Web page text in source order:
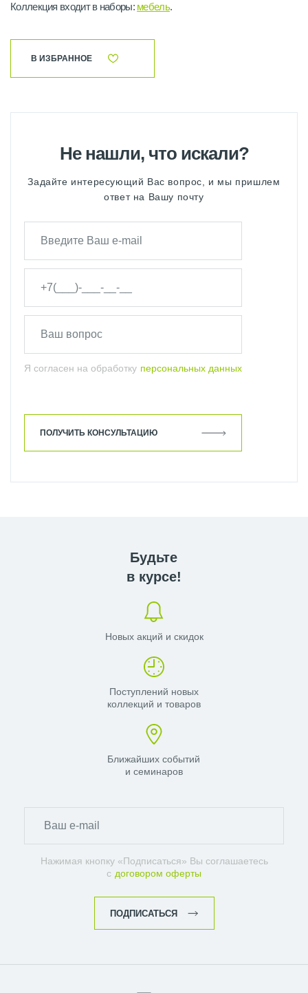
Коллекция входит в наборы: мебель.
В ИЗБРАННОЕ
Не нашли, что искали?
Задайте интересующий Вас вопрос, и мы пришлем
ответ на Вашу почту
Я согласен на обработку персональных данных
ПОЛУЧИТЬ КОНСУЛЬТАЦИЮ
Будьте
в курсе!
Новых акций и скидок
Поступлений новых
коллекций и товаров
Ближайших событий
и семинаров
Нажимая кнопку «Подписаться» Вы соглашаетесь
с договором оферты
ПОДПИСАТЬСЯ